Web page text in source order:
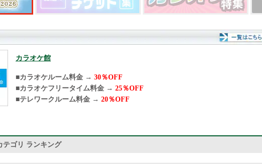
カラオケ館
■カラオケルーム料金 → 30％OFF
■カラオケフリータイム料金 → 25％OFF
■テレワークルーム料金 → 20％OFF
テゴリ ランキング